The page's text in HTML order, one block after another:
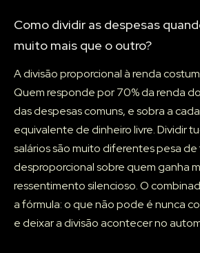
Como dividir as despesas
muito mais que o outro?
A divisão proporcional à renda
Quem responde por 70% da renda
das despesas comuns, e sobra a
equivalente de dinheiro livre. Dividir
salários são muito diferentes pesa de
desproporcional sobre quem ganha
ressentimento silencioso. O
a fórmula: o que não pode é nunca
e deixar a divisão acontecer no